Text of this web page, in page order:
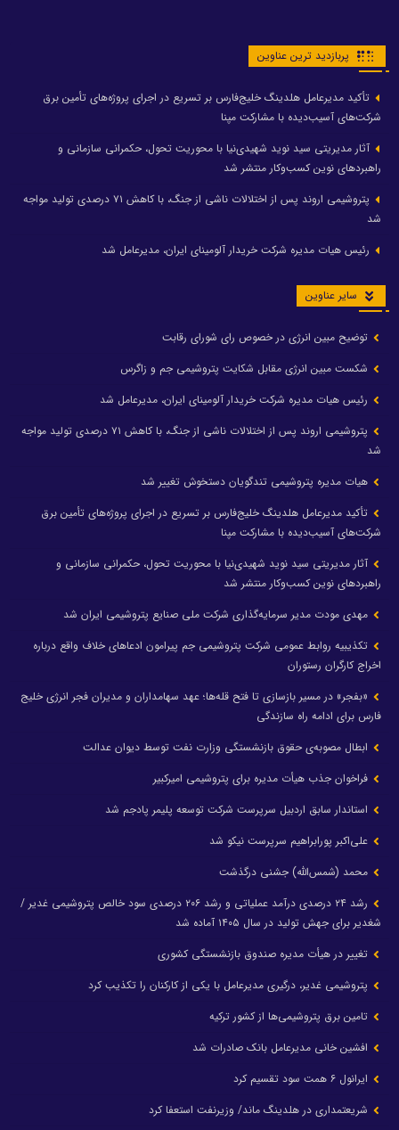
پربازدید ترین عناوین
تأکید مدیرعامل هلدینگ خلیج‌فارس بر تسریع در اجرای پروژه‌های تأمین برق
شرکت‌های آسیب‌دیده با مشارکت مپنا
آثار مدیریتی سید نوید شهیدی‌نیا با محوریت تحول، حکمرانی سازمانی و
راهبردهای نوین کسب‌وکار منتشر شد
پتروشیمی اروند پس از اختلالات ناشی از جنگ، با کاهش ۷۱ درصدی تولید مواجه
شد
رئیس هیات مدیره شرکت خریدار آلومینای ایران، مدیرعامل شد
سایر عناوین
توضیح مبین انرژی در خصوص رای شورای رقابت
شکست مبین انرژی مقابل شکایت پتروشیمی جم و زاگرس
رئیس هیات مدیره شرکت خریدار آلومینای ایران، مدیرعامل شد
پتروشیمی اروند پس از اختلالات ناشی از جنگ، با کاهش ۷۱ درصدی تولید مواجه
شد
هیات مدیره پتروشیمی تندگویان دستخوش تغییر شد
تأکید مدیرعامل هلدینگ خلیج‌فارس بر تسریع در اجرای پروژه‌های تأمین برق
شرکت‌های آسیب‌دیده با مشارکت مپنا
آثار مدیریتی سید نوید شهیدی‌نیا با محوریت تحول، حکمرانی سازمانی و
راهبردهای نوین کسب‌وکار منتشر شد
مهدی مودت مدیر سرمایه‌گذاری شرکت ملی صنایع پتروشیمی ایران شد
تکذیبیه روابط عمومی شرکت پتروشیمی جم پیرامون ادعاهای خلاف واقع درباره
اخراج کارگران رستوران
«بفجر» در مسیر بازسازی تا فتح قله‌ها؛ عهد سهامداران و مدیران فجر انرژی خلیج
فارس برای ادامه راه سازندگی
ابطال مصوبه‌ی حقوق بازنشستگی وزارت نفت توسط دیوان عدالت
فراخوان جذب هیأت مدیره برای پتروشیمی امیرکبیر
استاندار سابق اردبیل سرپرست شرکت توسعه پلیمر پادجم شد
علی‌اکبر پورابراهیم سرپرست نیکو شد
محمد (شمس‌الله) جشنی درگذشت
رشد ۲۴ درصدی درآمد عملیاتی و رشد ۲۰۶ درصدی سود خالص پتروشیمی غدیر /
شغدیر برای جهش تولید در سال ۱۴۰۵ آماده شد
تغییر در هیأت مدیره صندوق بازنشستگی کشوری
پتروشیمی غدیر، درگیری مدیرعامل با یکی از کارکنان را تکذیب کرد
تامین برق پتروشیمی‌ها از کشور ترکیه
افشین خانی مدیرعامل بانک صادرات شد
ایرانول ۶ همت سود تقسیم کرد
شریعتمداری در هلدینگ ماند/ وزیرنفت استعفا کرد